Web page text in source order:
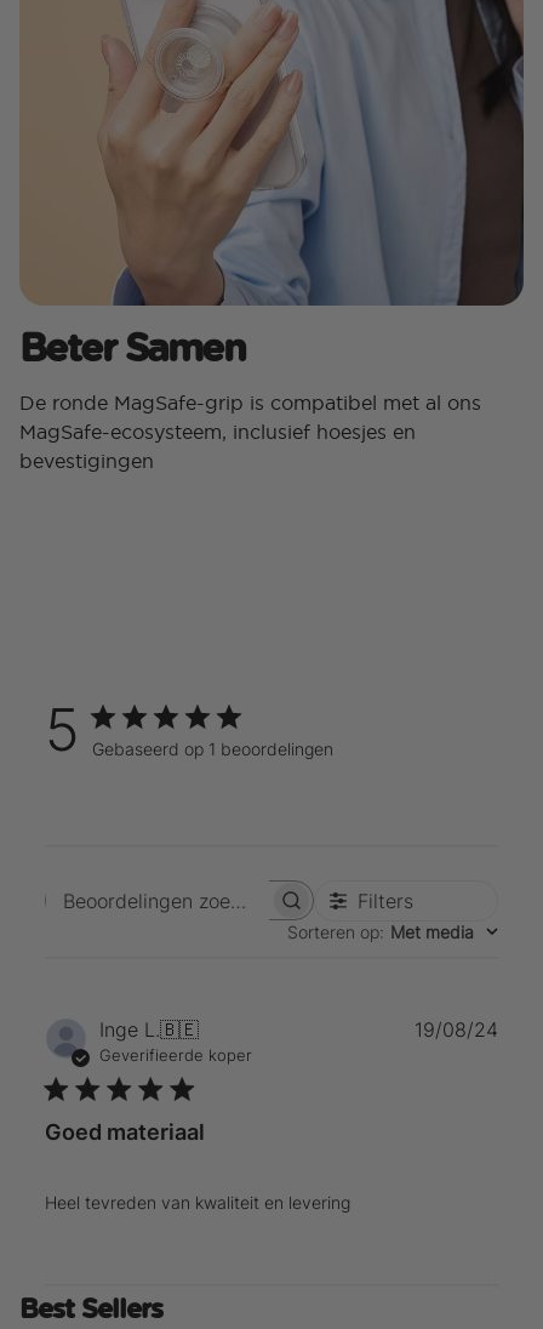
Beter Samen
De ronde MagSafe-grip is compatibel met al ons
MagSafe-ecosysteem, inclusief hoesjes en
bevestigingen
5 Gebaseerd op 1 beoordelingen
Beoordelingen zoekenFilters
Sorteren op: Met media
Inge L.🇧🇪
Geverifieerde koper
Goed materiaal
Heel tevreden van kwaliteit en levering
19/08/24
Best Sellers